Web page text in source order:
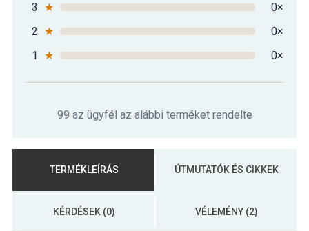
3
★
0×
2 ★
0×
1
★ 0×
99 az ügyfél az alábbi terméket rendelte
TERMÉKLEÍRÁS ÚTMUTATÓK ÉS CIKKEK
KÉRDÉSEK (0) VÉLEMÉNY (2)